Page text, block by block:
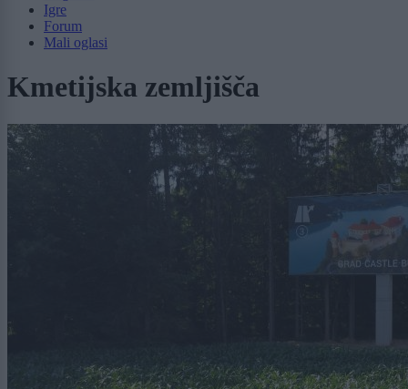
Igre
Forum
Mali oglasi
Kmetijska zemljišča